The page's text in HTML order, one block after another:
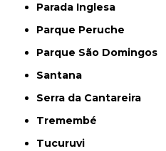
Parada Inglesa
Parque Peruche
Parque São Domingos
Santana
Serra da Cantareira
Tremembé
Tucuruvi